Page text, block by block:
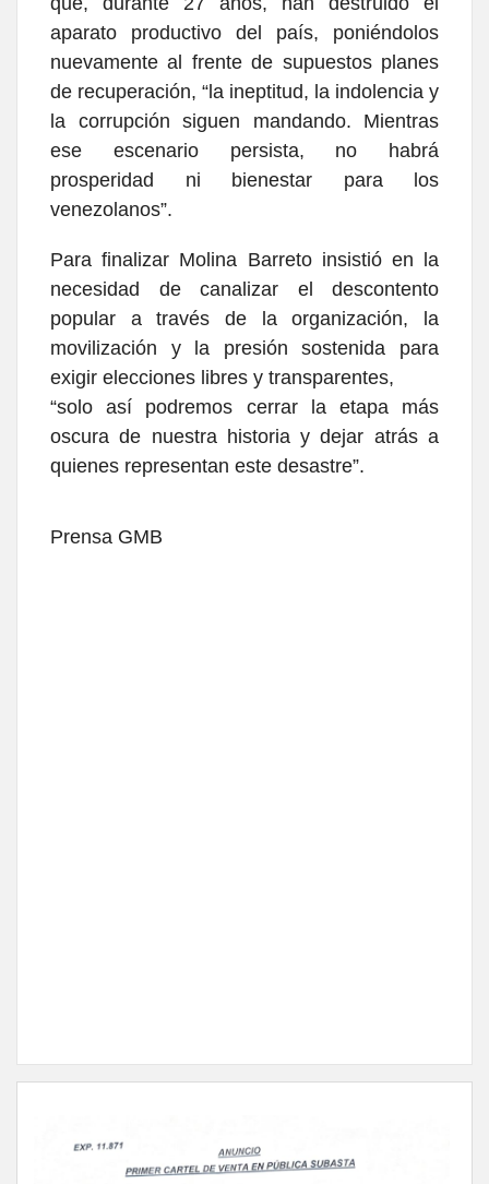
aparato productivo del país, poniéndolos
nuevamente al frente de supuestos planes
de recuperación, “la ineptitud, la indolencia y
la corrupción siguen mandando. Mientras
ese escenario persista, no habrá
prosperidad ni bienestar para los
venezolanos”.
Para finalizar Molina Barreto insistió en la
necesidad de canalizar el descontento
popular a través de la organización, la
movilización y la presión sostenida para
exigir elecciones libres y transparentes,
“solo así podremos cerrar la etapa más
oscura de nuestra historia y dejar atrás a
quienes representan este desastre”.
Prensa GMB